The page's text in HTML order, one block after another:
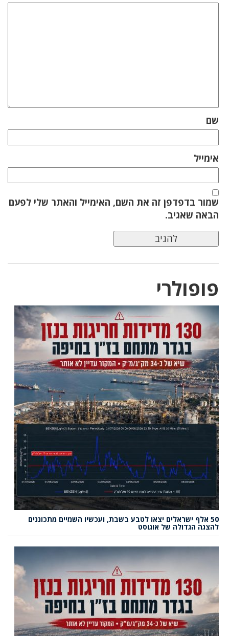
שם
אימייל
שמור בדפדפן זה את השם, האימייל והאתר שלי לפעם
הבאה שאגיב.
פופולרי
50 אלף ישראלים יצאו לטבע בשבת, ועכשיו השמיים מתכוננים
להצגה הגדולה של אוגוסט